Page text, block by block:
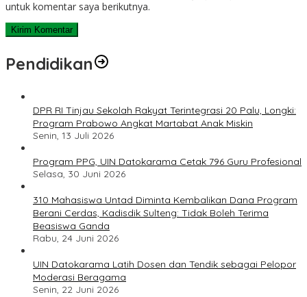
untuk komentar saya berikutnya.
Pendidikan
DPR RI Tinjau Sekolah Rakyat Terintegrasi 20 Palu, Longki:
Program Prabowo Angkat Martabat Anak Miskin
Senin, 13 Juli 2026
Program PPG, UIN Datokarama Cetak 796 Guru Profesional
Selasa, 30 Juni 2026
310 Mahasiswa Untad Diminta Kembalikan Dana Program
Berani Cerdas, Kadisdik Sulteng: Tidak Boleh Terima
Beasiswa Ganda
Rabu, 24 Juni 2026
UIN Datokarama Latih Dosen dan Tendik sebagai Pelopor
Moderasi Beragama
Senin, 22 Juni 2026